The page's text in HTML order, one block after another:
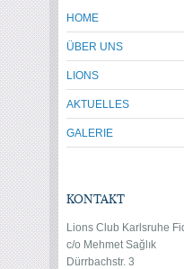
HOME
ÜBER UNS
LIONS
AKTUELLES
GALERIE
KONTAKT
Lions Club Karlsruhe
c/o Mehmet Sağlık
Dürrbachstr. 3